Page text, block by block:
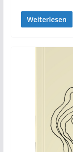
Weiterlesen